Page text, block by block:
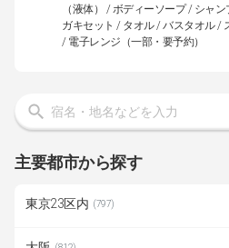
（液体） / ボディーソープ / シャ
ガキセット / タオル / バスタオル /
/ 電子レンジ（一部・要予約）
主要都市から探す
東京23区内 (797)